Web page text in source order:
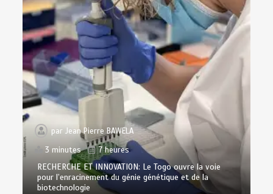
parJean Pierre BAWELA
3 minutes
7 heures
RECHERCHE ET INNOVATION: Le Togo ouvre la voie
pour l’enracinement du génie génétique et de la
biotechnologie